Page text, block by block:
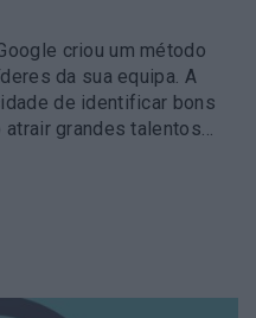
criou um método
da sua equipa. A
de identificar bons
grandes talentos…